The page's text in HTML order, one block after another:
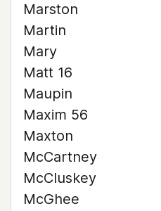
Marston
Martin
Mary
Matt 16
Maupin
Maxim 56
Maxton
McCartney
McCluskey
McGhee